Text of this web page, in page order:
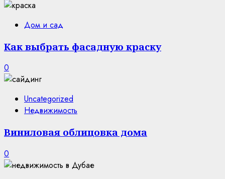
Дом и сад
Как выбрать фасадную краску
0
Uncategorized
Недвижимость
Виниловая облицовка дома
0